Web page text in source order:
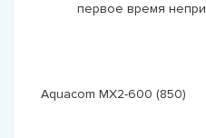
первое время
Aquacom MX2-600 (850)